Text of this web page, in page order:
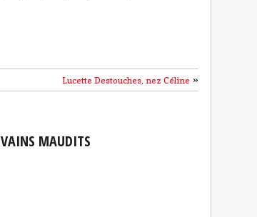
Lucette Destouches, nez Céline »
MAUDITS